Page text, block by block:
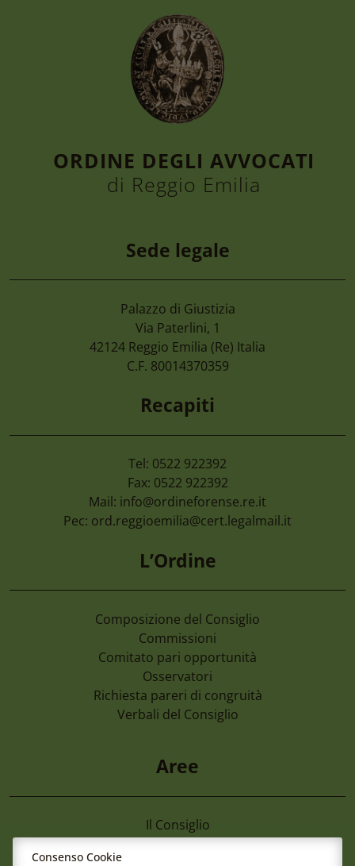
ORDINE DEGLI AVVOCATI
di Reggio Emilia
Sede legale
Palazzo di Giustizia
Via Paterlini, 1
42124 Reggio Emilia (Re) Italia
C.F. 80014370359
Recapiti
Tel: 0522 922392
Fax: 0522 922392
Mail: info@ordineforense.re.it
Pec: ord.reggioemilia@cert.legalmail.it
L’Ordine
Composizione del Consiglio
Commissioni
Comitato pari opportunità
Osservatori
Richiesta pareri di congruità
Verbali del Consiglio
Aree
Il Consiglio
Consultazione Albo
Consenso Cookie